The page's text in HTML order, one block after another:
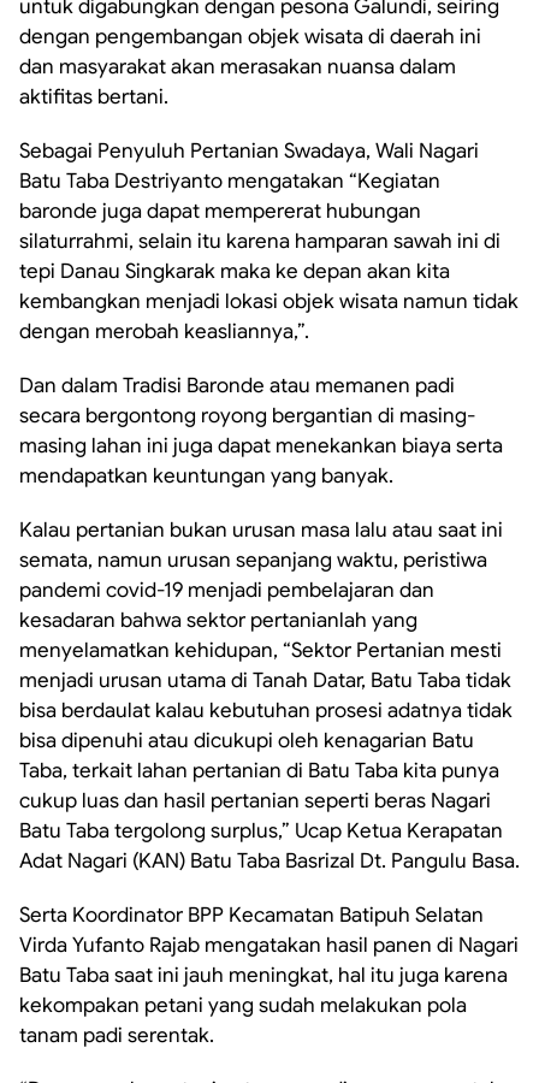
untuk digabungkan dengan pesona Galundi, seiring
dengan pengembangan objek wisata di daerah ini
dan masyarakat akan merasakan nuansa dalam
aktifitas bertani.
Sebagai Penyuluh Pertanian Swadaya, Wali Nagari
Batu Taba Destriyanto mengatakan “Kegiatan
baronde juga dapat mempererat hubungan
silaturrahmi, selain itu karena hamparan sawah ini di
tepi Danau Singkarak maka ke depan akan kita
kembangkan menjadi lokasi objek wisata namun tidak
dengan merobah keasliannya,”.
Dan dalam Tradisi Baronde atau memanen padi
secara bergontong royong bergantian di masing-
masing lahan ini juga dapat menekankan biaya serta
mendapatkan keuntungan yang banyak.
Kalau pertanian bukan urusan masa lalu atau saat ini
semata, namun urusan sepanjang waktu, peristiwa
pandemi covid-19 menjadi pembelajaran dan
kesadaran bahwa sektor pertanianlah yang
menyelamatkan kehidupan, “Sektor Pertanian mesti
menjadi urusan utama di Tanah Datar, Batu Taba tidak
bisa berdaulat kalau kebutuhan prosesi adatnya tidak
bisa dipenuhi atau dicukupi oleh kenagarian Batu
Taba, terkait lahan pertanian di Batu Taba kita punya
cukup luas dan hasil pertanian seperti beras Nagari
Batu Taba tergolong surplus,” Ucap Ketua Kerapatan
Adat Nagari (KAN) Batu Taba Basrizal Dt. Pangulu Basa.
Serta Koordinator BPP Kecamatan Batipuh Selatan
Virda Yufanto Rajab mengatakan hasil panen di Nagari
Batu Taba saat ini jauh meningkat, hal itu juga karena
kekompakan petani yang sudah melakukan pola
tanam padi serentak.